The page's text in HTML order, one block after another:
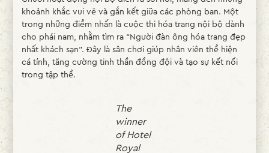
khoảnh khắc vui vẻ và gắn kết giữa các phòng ban. Một
trong những điểm nhấn là cuộc thi hóa trang nội bộ dành
cho phái nam, nhằm tìm ra “Người đàn ông hóa trang đẹp
nhất khách sạn”. Đây là sân chơi giúp nhân viên thể hiện
cá tính, tăng cường tinh thần đồng đội và tạo sự kết nối
trong tập thể.
The
winner
of Hotel
Royal